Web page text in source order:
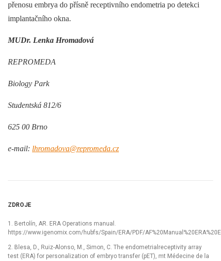
přenosu embrya do přísně receptivního endometria po detekci
implantačního okna.
MUDr. Lenka Hromadová
REPROMEDA
Biology Park
Studentská 812/6
625 00 Brno
e-mail: lhromadova@repromeda.cz
ZDROJE
1. Bertolín, AR. ERA Operations manual.
https://www.igenomix.com/hubfs/Spain/ERA/PDF/
2. Blesa, D., Ruiz-Alonso, M., Simon, C. The endometrialreceptivity array
test (ERA) for personalization of embryo transfer (pET), mt Médecine de la